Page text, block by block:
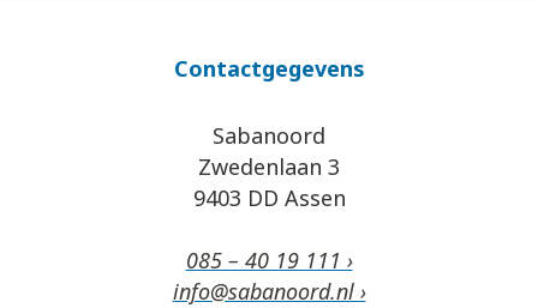
Contactgegevens
Sabanoord
Zwedenlaan 3
9403 DD Assen
085 – 40 19 111 ›
info@sabanoord.nl ›